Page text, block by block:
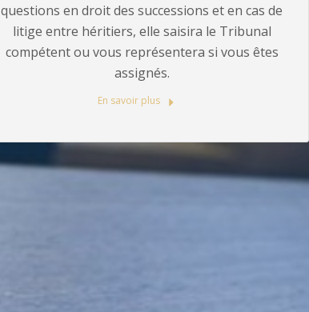
questions en droit des successions et en cas de
litige entre héritiers, elle saisira le Tribunal
compétent ou vous représentera si vous êtes
assignés.
En savoir plus